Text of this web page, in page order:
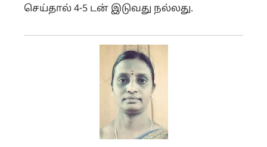
செய்தால் 4-5 டன் இடுவது நல்லது.